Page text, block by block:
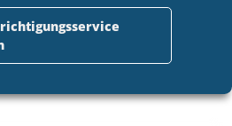
GmbH
nicht länger verfügbar